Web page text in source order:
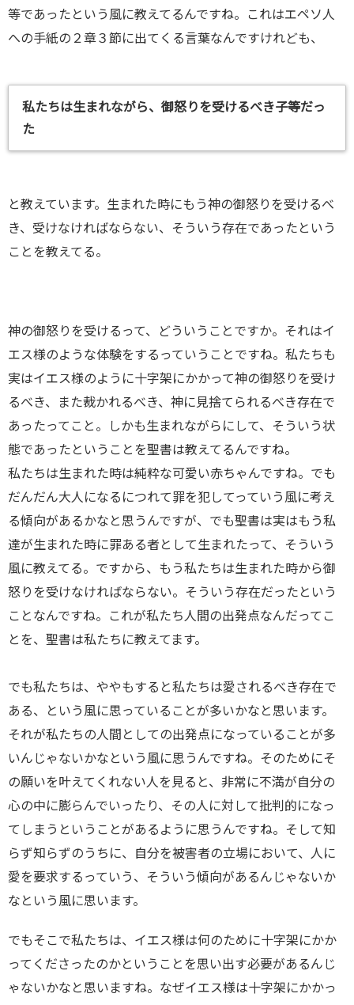
等であったという風に教えてるんですね。これはエペソ人
への手紙の２章３節に出てくる言葉なんですけれども、
私たちは生まれながら、御怒りを受けるべき子等だっ
た
と教えています。生まれた時にもう神の御怒りを受けるべ
き、受けなければならない、そういう存在であったという
ことを教えてる。
神の御怒りを受けるって、どういうことですか。それはイ
エス様のような体験をするっていうことですね。私たちも
実はイエス様のように十字架にかかって神の御怒りを受け
るべき、また裁かれるべき、神に見捨てられるべき存在で
あったってこと。しかも生まれながらにして、そういう状
態であったということを聖書は教えてるんですね。
私たちは生まれた時は純粋な可愛い赤ちゃんですね。でも
だんだん大人になるにつれて罪を犯してっていう風に考え
る傾向があるかなと思うんですが、でも聖書は実はもう私
達が生まれた時に罪ある者として生まれたって、そういう
風に教えてる。ですから、もう私たちは生まれた時から御
怒りを受けなければならない。そういう存在だったという
ことなんですね。これが私たち人間の出発点なんだってこ
とを、聖書は私たちに教えてます。
でも私たちは、ややもすると私たちは愛されるべき存在で
ある、という風に思っていることが多いかなと思います。
それが私たちの人間としての出発点になっていることが多
いんじゃないかなという風に思うんですね。そのためにそ
の願いを叶えてくれない人を見ると、非常に不満が自分の
心の中に膨らんでいったり、その人に対して批判的になっ
てしまうということがあるように思うんですね。そして知
らず知らずのうちに、自分を被害者の立場において、人に
愛を要求するっていう、そういう傾向があるんじゃないか
なという風に思います。
でもそこで私たちは、イエス様は何のために十字架にかか
ってくださったのかということを思い出す必要があるんじ
ゃないかなと思いますね。なぜイエス様は十字架にかかっ